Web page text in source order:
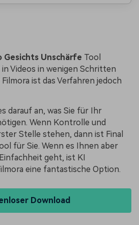
Gesichts Unschärfe Tool
Videos in wenigen Schritten
ist das Verfahren jedoch
darauf an, was Sie für Ihr
Wenn Kontrolle und
Stelle stehen, dann ist Final
für Sie. Wenn es Ihnen aber
geht, ist KI
eine fantastische Option.
Download